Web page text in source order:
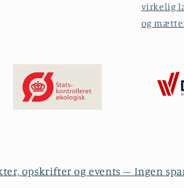
virkelig
og
opskrifter og events – Ingen